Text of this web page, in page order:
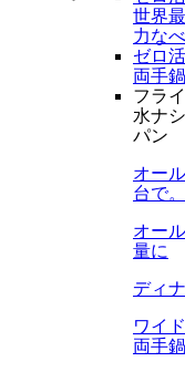
世界
力な
ゼロ
両手
フラ
水ナ
パン
オー
台で
オー
量に
ディ
ワイ
両手